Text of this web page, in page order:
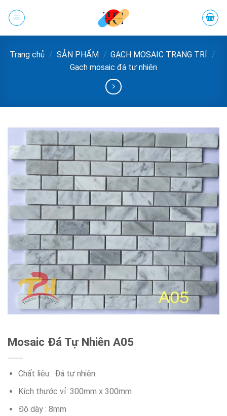
đến
dungTrang chủ / SẢN PHẨM / GẠCH MOSAIC TRANG TRÍ /
Gạch mosaic đá tự nhiên
Mosaic Đá Tự Nhiên A05
Chất liệu : Đá tự nhiên
Kích thước vỉ: 300mm x 300mm
Độ dày : 8mm